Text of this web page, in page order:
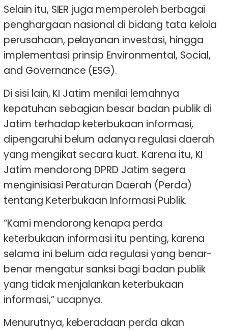
Selain itu, SIER juga memperoleh berbagai
penghargaan nasional di bidang tata kelola
perusahaan, pelayanan investasi, hingga
implementasi prinsip Environmental, Social,
and Governance (ESG).
Di sisi lain, KI Jatim menilai lemahnya
kepatuhan sebagian besar badan publik di
Jatim terhadap keterbukaan informasi,
dipengaruhi belum adanya regulasi daerah
yang mengikat secara kuat. Karena itu, KI
Jatim mendorong DPRD Jatim segera
menginisiasi Peraturan Daerah (Perda)
tentang Keterbukaan Informasi Publik.
“Kami mendorong kenapa perda
keterbukaan informasi itu penting, karena
selama ini belum ada regulasi yang benar-
benar mengatur sanksi bagi badan publik
yang tidak menjalankan keterbukaan
informasi,” ucapnya.
Menurutnya, keberadaan perda akan